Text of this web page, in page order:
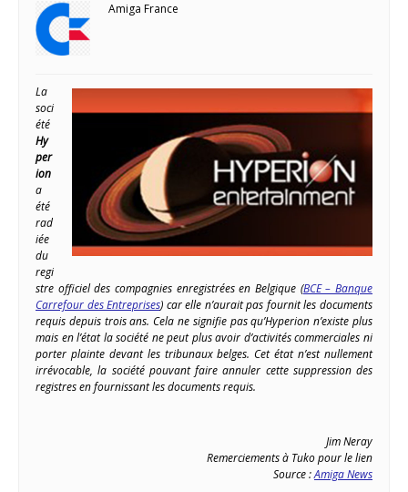
Amiga France
La
soci
été
Hy
per
ion
a
été
rad
iée
du
regi
stre officiel des compagnies enregistrées en Belgique (BCE – Banque
Carrefour des Entreprises) car elle n’aurait pas fournit les documents
requis depuis trois ans. Cela ne signifie pas qu’Hyperion n’existe plus
mais en l’état la société ne peut plus avoir d’activités commerciales ni
porter plainte devant les tribunaux belges. Cet état n’est nullement
irrévocable, la société pouvant faire annuler cette suppression des
registres en fournissant les documents requis.
Jim Neray
Remerciements à Tuko pour le lien
Source :Amiga News